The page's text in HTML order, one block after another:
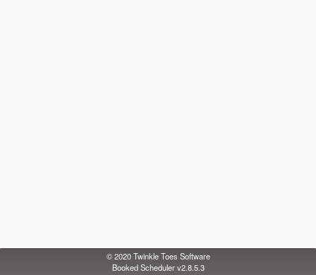
© 2020Twinkle Toes Software
Booked Scheduler v2.8.5.3